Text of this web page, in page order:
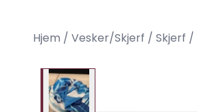
Hjem / Vesker/Skjerf / Skjerf /